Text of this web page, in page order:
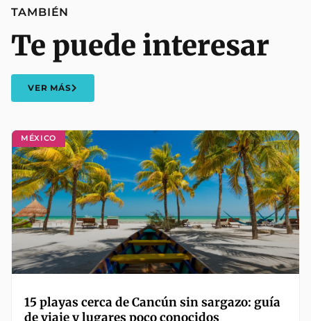
MÉXICO
15 playas cerca de Cancún sin sargazo: guía
de viaje y lugares poco conocidos
TAMBIÉN
Te puede interesar
VER MÁS